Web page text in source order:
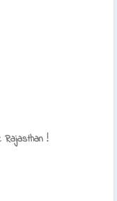
Rajasthan !